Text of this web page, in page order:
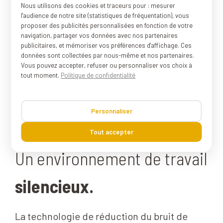
Un environnement de travail
silencieux.
La technologie de réduction du bruit de
Nous utilisons des cookies et traceurs pour : mesurer
l'audience de notre site (statistiques de fréquentation), vous
proposer des publicités personnalisées en fonction de votre
navigation, partager vos données avec nos partenaires
publicitaires, et mémoriser vos préférences d'affichage. Ces
données sont collectées par nous-même et nos partenaires.
Vous pouvez accepter, refuser ou personnaliser vos choix à
tout moment. Politique de confidentialité
Personnaliser
Tout accepter